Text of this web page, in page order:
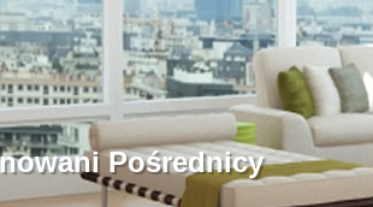
Pośrednictwo
Transakcji -
Pośrednicy